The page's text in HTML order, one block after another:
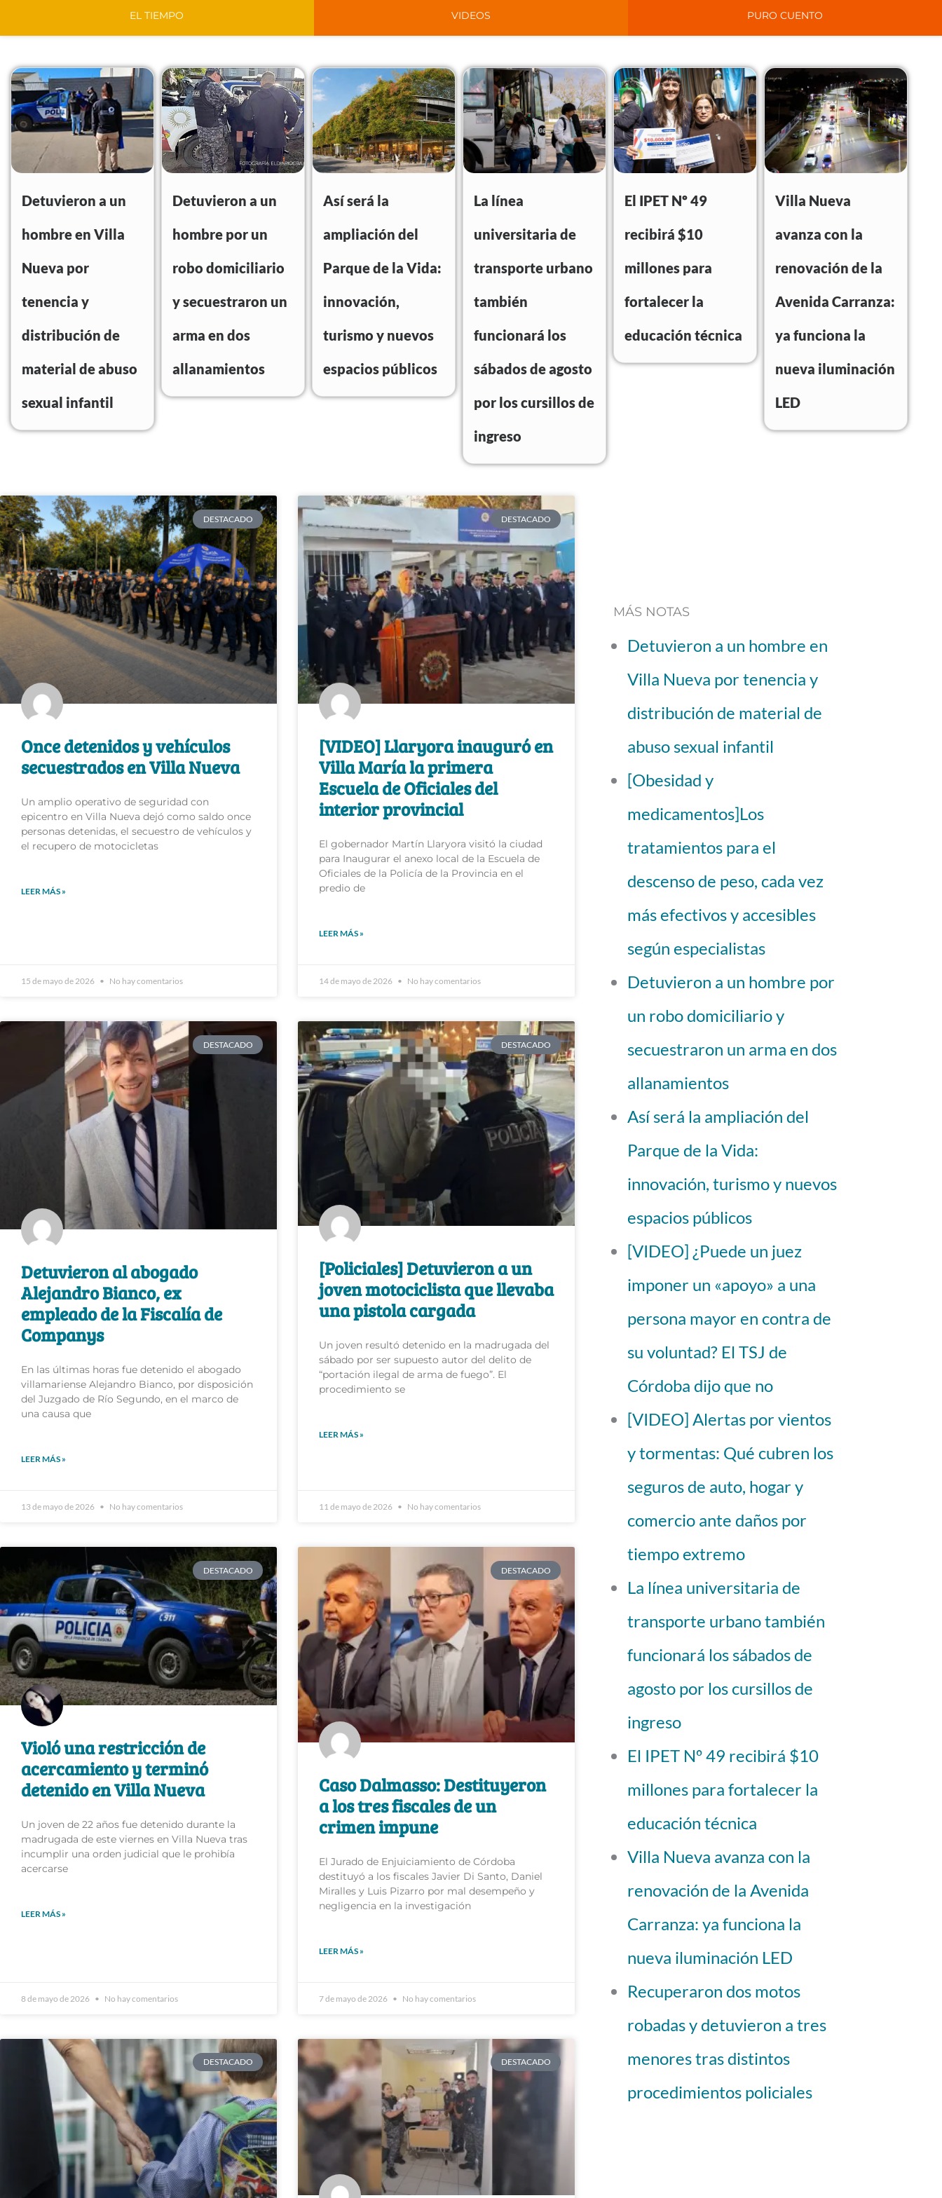
EL TIEMPO VIDEOS PURO CUENTO
Detuvieron a un
hombre en Villa
Nueva por
tenencia y
distribución de
material de abuso
sexual infantil
Detuvieron a un
hombre por un
robo domiciliario
y secuestraron un
arma en dos
allanamientos
Así será la
ampliación del
Parque de la Vida:
innovación,
turismo y nuevos
espacios públicos
La línea
universitaria de
transporte urbano
también
funcionará los
sábados de agosto
por los cursillos de
ingreso
El IPET Nº 49
recibirá $10
millones para
fortalecer la
educación técnica
Villa Nueva
avanza con la
renovación de la
Avenida Carranza:
ya funciona la
nueva iluminación
LED
DESTACADO
Once detenidos y vehículos
secuestrados en Villa Nueva
Un amplio operativo de seguridad con
epicentro en Villa Nueva dejó como saldo once
personas detenidas, el secuestro de vehículos y
el recupero de motocicletas
LEER MÁS »
15 de mayo de 2026 No hay comentarios
DESTACADO
[VIDEO] Llaryora inauguró en
Villa María la primera
Escuela de Oficiales del
interior provincial
El gobernador Martín Llaryora visitó la ciudad
para Inaugurar el anexo local de la Escuela de
Oficiales de la Policía de la Provincia en el
predio de
LEER MÁS »
14 de mayo de 2026 No hay comentarios
DESTACADO
Detuvieron al abogado
Alejandro Bianco, ex
empleado de la Fiscalía de
Companys
En las últimas horas fue detenido el abogado
villamariense Alejandro Bianco, por disposición
del Juzgado de Río Segundo, en el marco de
una causa que
LEER MÁS »
13 de mayo de 2026 No hay comentarios
DESTACADO
[Policiales] Detuvieron a un
joven motociclista que llevaba
una pistola cargada
Un joven resultó detenido en la madrugada del
sábado por ser supuesto autor del delito de
“portación ilegal de arma de fuego”. El
procedimiento se
LEER MÁS »
11 de mayo de 2026 No hay comentarios
DESTACADO
Violó una restricción de
acercamiento y terminó
detenido en Villa Nueva
Un joven de 22 años fue detenido durante la
madrugada de este viernes en Villa Nueva tras
incumplir una orden judicial que le prohibía
acercarse
LEER MÁS »
8 de mayo de 2026 No hay comentarios
DESTACADO
Caso Dalmasso: Destituyeron
a los tres fiscales de un
crimen impune
El Jurado de Enjuiciamiento de Córdoba
destituyó a los fiscales Javier Di Santo, Daniel
Miralles y Luis Pizarro por mal desempeño y
negligencia en la investigación
LEER MÁS »
7 de mayo de 2026 No hay comentarios
DESTACADO DESTACADO
PáginaPáginaPágina
Página
Página
MÁS NOTAS
Detuvieron a un hombre en
Villa Nueva por tenencia y
distribución de material de
abuso sexual infantil
[Obesidad y
medicamentos]Los
tratamientos para el
descenso de peso, cada vez
más efectivos y accesibles
según especialistas
Detuvieron a un hombre por
un robo domiciliario y
secuestraron un arma en dos
allanamientos
Así será la ampliación del
Parque de la Vida:
innovación, turismo y nuevos
espacios públicos
[VIDEO] ¿Puede un juez
imponer un «apoyo» a una
persona mayor en contra de
su voluntad? El TSJ de
Córdoba dijo que no
[VIDEO] Alertas por vientos
y tormentas: Qué cubren los
seguros de auto, hogar y
comercio ante daños por
tiempo extremo
La línea universitaria de
transporte urbano también
funcionará los sábados de
agosto por los cursillos de
ingreso
El IPET Nº 49 recibirá $10
millones para fortalecer la
educación técnica
Villa Nueva avanza con la
renovación de la Avenida
Carranza: ya funciona la
nueva iluminación LED
Recuperaron dos motos
robadas y detuvieron a tres
menores tras distintos
procedimientos policiales